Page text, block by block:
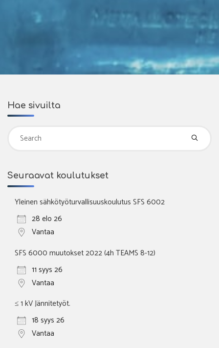
Hae sivuilta
Seuraavat koulutukset
Yleinen sähkötyöturvallisuuskoulutus SFS 6002
28 elo 26
Vantaa
SFS 6000 muutokset 2022 (4h TEAMS 8-12)
11 syys 26
Vantaa
≤ 1 kV Jännitetyöt.
18 syys 26
Vantaa